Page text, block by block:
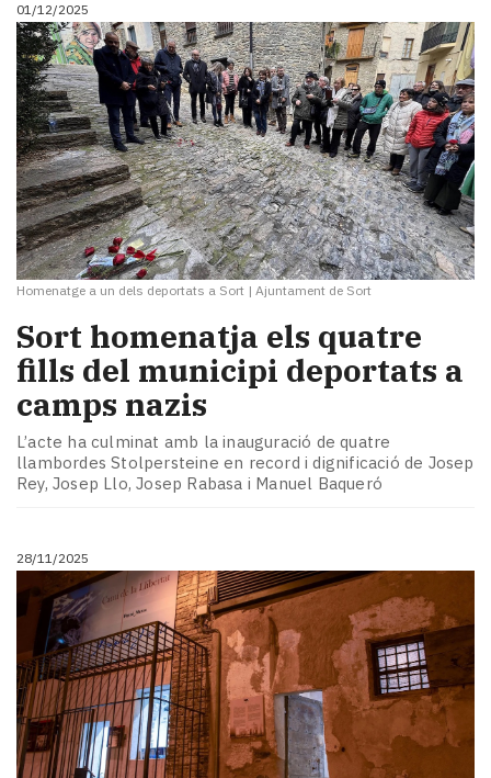
del
Pallars
Contingut
patrocinat
Lo
més
llegit...
Editorial
01/12/2025
Homenatge a un dels deportats a Sort | Ajuntament de Sort
Sort homenatja els quatre
fills del municipi deportats a
camps nazis
L’acte ha culminat amb la inauguració de quatre
llambordes Stolpersteine en record i dignificació de Josep
Rey, Josep Llo, Josep Rabasa i Manuel Baqueró
28/11/2025